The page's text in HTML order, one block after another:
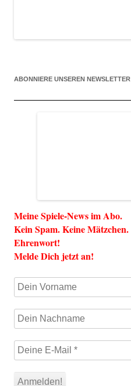
ABONNIERE UNSEREN NEWSLETTER
Meine Spiele-News im Abo.
Kein Spam. Keine Mätzchen.
Ehrenwort!
Melde Dich jetzt an!